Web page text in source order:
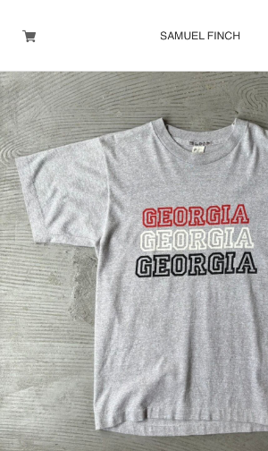
Men's
Maison Martin Margiela
Helmut Lang
Yohji Yamamoto
Other brands
TOPS
OUTER WEAR
BOTTOMS